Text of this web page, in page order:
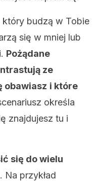
który budzą w Tobie
się w mniej lub
Pożądane
ze
obawiasz i które
określa
znajdujesz tu i
się do wielu
. Na przykład